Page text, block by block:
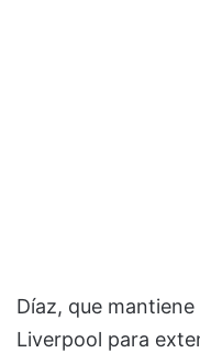
Díaz, que
Liverpool para